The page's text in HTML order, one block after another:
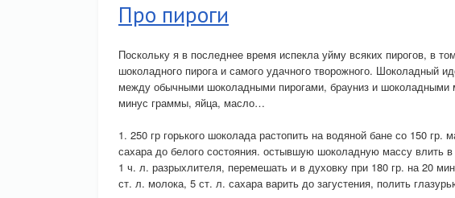
Про пироги
Поскольку я в последнее время испекла уйму всяких пирогов, в
шоколадного пирога и самого удачного творожного. Шоколадный
между обычными шоколадными пирогами, брауниз и
минус граммы, яйца, масло…
1. 250 гр горького шоколада растопить на водяной бане со 150
сахара до белого состояния. остывшую шоколадную массу влить
1 ч. л. разрыхлителя, перемешать и в духовку при 180 гр. на 20
ст. л. молока, 5 ст. л. сахара варить до загустения, полить